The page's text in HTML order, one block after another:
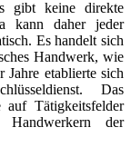
gibt keine direkte
kann daher jeder
Es handelt sich
Handwerk, wie
etablierte sich
Das
auf Tätigkeitsfelder
der